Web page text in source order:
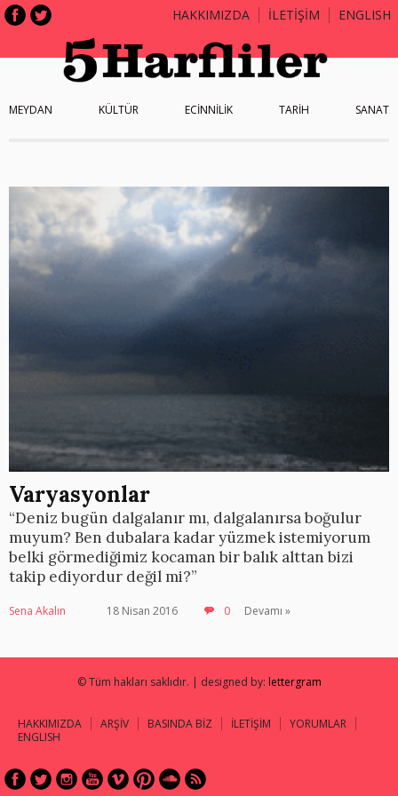
HAKKIMIZDA İLETİŞİM ENGLISH
MEYDAN KÜLTÜR ECİNNİLİK TARİH SANAT
Varyasyonlar
“Deniz bugün dalgalanır mı, dalgalanırsa boğulur
muyum? Ben dubalara kadar yüzmek istemiyorum
belki görmediğimiz kocaman bir balık alttan bizi
takip ediyordur değil mi?”
Sena Akalın 18 Nisan 2016 0 Devamı »
© Tüm hakları saklıdır. | designed by: lettergram
HAKKIMIZDA ARŞİV BASINDA BİZ İLETİŞİM
YORUMLAR
ENGLISH